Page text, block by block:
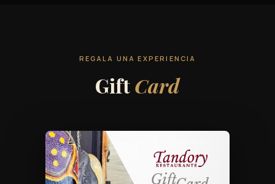
REGALA UNA EXPERIENCIA
GiftCard